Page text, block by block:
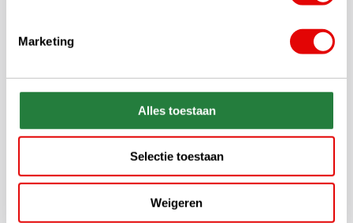
Marketing
Alles toestaan
Selectie toestaan
Weigeren